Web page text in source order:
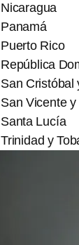
Nicaragua
Panamá
Puerto Rico
República
San Cristóbal
San Vicente
Santa Lucía
Trinidad y